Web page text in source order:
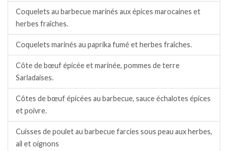
Coquelets au barbecue marinés aux épices marocaines et
herbes fraîches.
Coquelets marinés au paprika fumé et herbes fraîches.
Côte de bœuf épicée et marinée, pommes de terre
Sarladaises.
Côtes de bœuf épicées au barbecue, sauce échalotes épices
et poivre.
Cuisses de poulet au barbecue farcies sous peau aux herbes,
ail et oignons